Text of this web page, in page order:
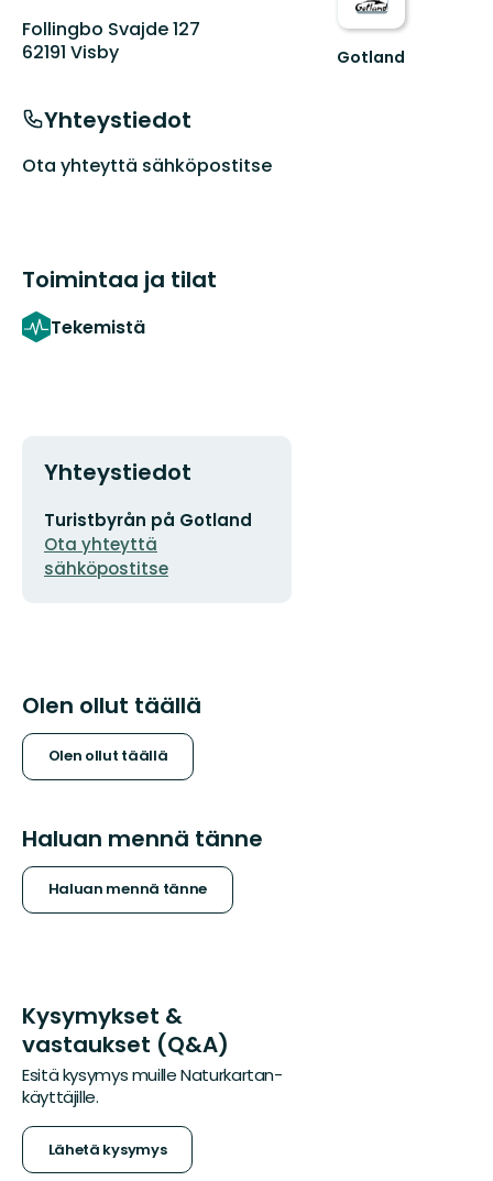
Follingbo Svajde 127
62191 Visby
Yhteystiedot
Ota yhteyttä sähköpostitse
Toimintaa ja tilat
Tekemistä
Yhteystiedot
Sähköpostiosoite
Turistbyrån på Gotland
Ota yhteyttä
sähköpostitse
Olen ollut täällä
Olen ollut täällä
Haluan mennä tänne
Haluan mennä tänne
Kysymykset &
vastaukset (Q&A)
Esitä kysymys muille Naturkartan-
käyttäjille.
Lähetä kysymys
Gotland